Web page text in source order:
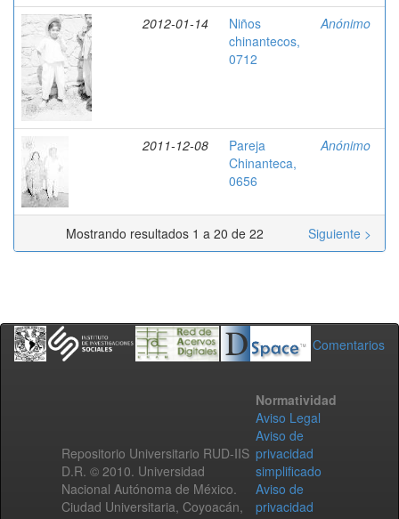
2012-01-14
Niños
chinantecos,
0712
Anónimo
2011-12-08
Pareja
Chinanteca,
0656
Anónimo
Mostrando resultados 1 a 20 de 22 Siguiente >
Comentarios
Repositorio Universitario RUD-IIS
D.R. © 2010. Universidad
Nacional Autónoma de México.
Ciudad Universitaria, Coyoacán,
Normatividad
Aviso Legal
Aviso de
privacidad
simplificado
Aviso de
privacidad